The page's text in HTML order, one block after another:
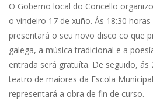
O Goberno local do Concello
o vindeiro 17 de xuño. Ás 18:30
presentará o seu novo disco co que
galega, a música tradicional e a
entrada será gratuíta. De seguido, ás
teatro de maiores da Escola
representará a obra de fin de curso.